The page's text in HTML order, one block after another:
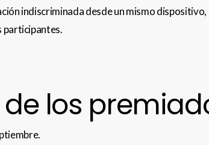
indiscriminada desde un mismo
participantes.
de los